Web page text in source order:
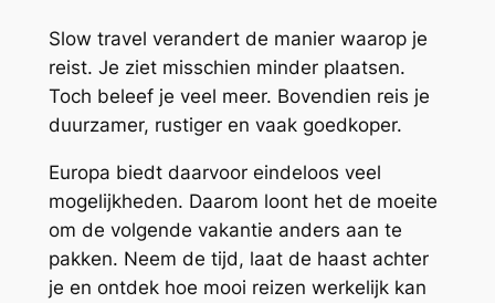
Slow travel verandert de manier waarop je
reist. Je ziet misschien minder plaatsen.
Toch beleef je veel meer. Bovendien reis je
duurzamer, rustiger en vaak goedkoper.
Europa biedt daarvoor eindeloos veel
mogelijkheden. Daarom loont het de moeite
om de volgende vakantie anders aan te
pakken. Neem de tijd, laat de haast achter
je en ontdek hoe mooi reizen werkelijk kan